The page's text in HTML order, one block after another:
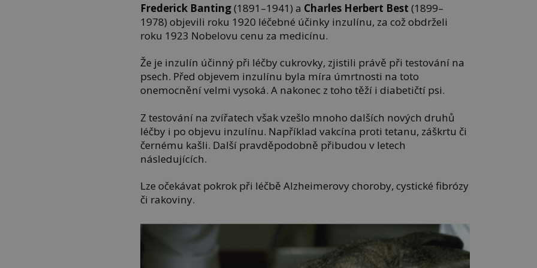
Frederick Banting(1891–1941) a Charles Herbert Best (1899–
1978) objevili roku 1920 léčebné účinky inzulínu, za což obdrželi
roku 1923 Nobelovu cenu za medicínu.
Že je inzulín účinný při léčby cukrovky, zjistili právě při testování na
psech. Před objevem inzulínu byla míra úmrtnosti na toto
onemocnění velmi vysoká. A nakonec z toho těží i diabetičtí psi.
Z testování na zvířatech však vzešlo mnoho dalších nových druhů
léčby i po objevu inzulínu. Například vakcína proti tetanu, záškrtu či
černému kašli. Další pravděpodobně přibudou v letech
následujících.
Lze očekávat pokrok při léčbě Alzheimerovy choroby, cystické fibrózy
či rakoviny.